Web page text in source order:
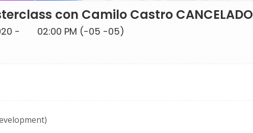
con Camilo Castro CANCELADO
-
02:00 PM (-05 -05)